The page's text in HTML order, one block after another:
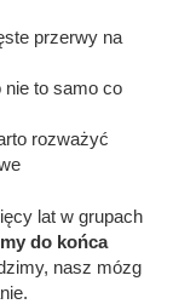
przerwy na
nie to samo co
rozważyć
lat w grupach
do końca
nasz mózg